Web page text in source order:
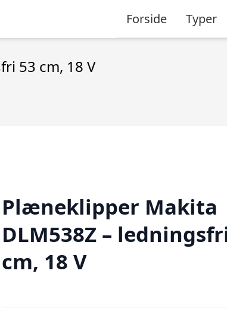
Forside Typer
53 cm, 18 V
Plæneklipper Makita
DLM538Z –
cm, 18 V